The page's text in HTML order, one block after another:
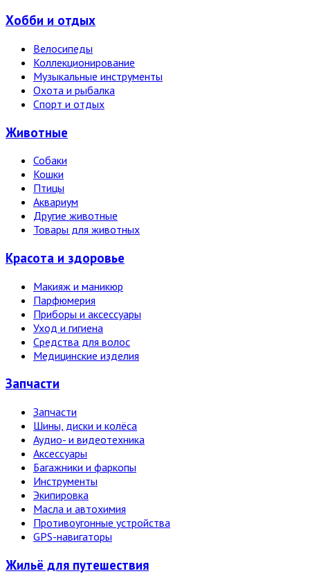
Хобби и отдых
Велосипеды
Коллекционирование
Музыкальные инструменты
Охота и рыбалка
Спорт и отдых
Животные
Собаки
Кошки
Птицы
Аквариум
Другие животные
Товары для животных
Красота и здоровье
Макияж и маникюр
Парфюмерия
Приборы и аксессуары
Уход и гигиена
Средства для волос
Медицинские изделия
Запчасти
Запчасти
Шины, диски и колёса
Аудио- и видеотехника
Аксессуары
Багажники и фаркопы
Инструменты
Экипировка
Масла и автохимия
Противоугонные устройства
GPS-навигаторы
Жильё для путешествия